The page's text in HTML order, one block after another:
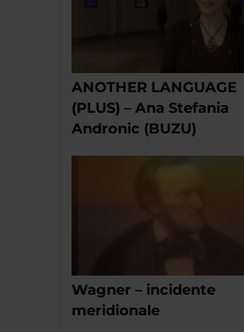
ANOTHER LANGUAGE
(PLUS) – Ana Stefania
Andronic (BUZU)
Wagner – incidente
meridionale